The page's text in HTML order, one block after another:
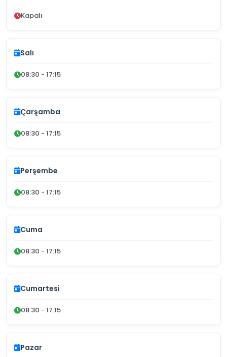
Kapalı
Salı
08:30 - 17:15
Çarşamba
08:30 - 17:15
Perşembe
08:30 - 17:15
Cuma
08:30 - 17:15
Cumartesi
08:30 - 17:15
Pazar